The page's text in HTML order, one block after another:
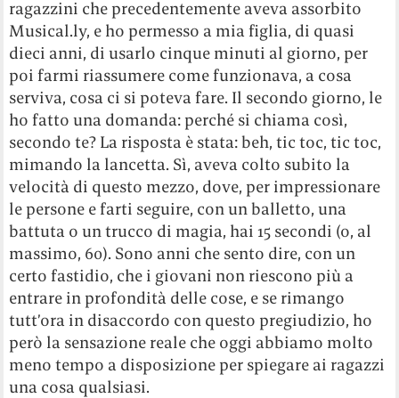
ragazzini che precedentemente aveva assorbito
Musical.ly, e ho permesso a mia figlia, di quasi
dieci anni, di usarlo cinque minuti al giorno, per
poi farmi riassumere come funzionava, a cosa
serviva, cosa ci si poteva fare. Il secondo giorno, le
ho fatto una domanda: perché si chiama così,
secondo te? La risposta è stata: beh, tic toc, tic toc,
mimando la lancetta. Sì, aveva colto subito la
velocità di questo mezzo, dove, per impressionare
le persone e farti seguire, con un balletto, una
battuta o un trucco di magia, hai 15 secondi (o, al
massimo, 60). Sono anni che sento dire, con un
certo fastidio, che i giovani non riescono più a
entrare in profondità delle cose, e se rimango
tutt’ora in disaccordo con questo pregiudizio, ho
però la sensazione reale che oggi abbiamo molto
meno tempo a disposizione per spiegare ai ragazzi
una cosa qualsiasi.